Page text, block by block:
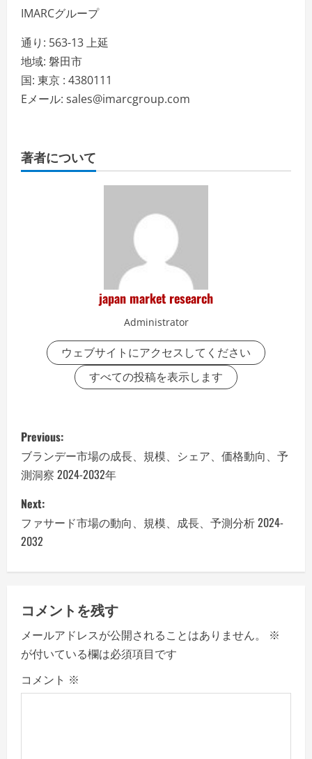
IMARCグループ
通り: 563-13 上延
地域: 磐田市
国: 東京 : 4380111
Eメール: sales@imarcgroup.com
著者について
japan market research
Administrator
ウェブサイトにアクセスしてください
すべての投稿を表示します
P
o
s
t
n
a
v
i
g
a
Previous:
ブランデー市場の成長、規模、シェア、価格動向、予
測洞察 2024-2032年
Next:
ファサード市場の動向、規模、成長、予測分析 2024-
2032
コメントを残す
メールアドレスが公開されることはありません。
※
が付いている欄は必須項目です
コメント ※